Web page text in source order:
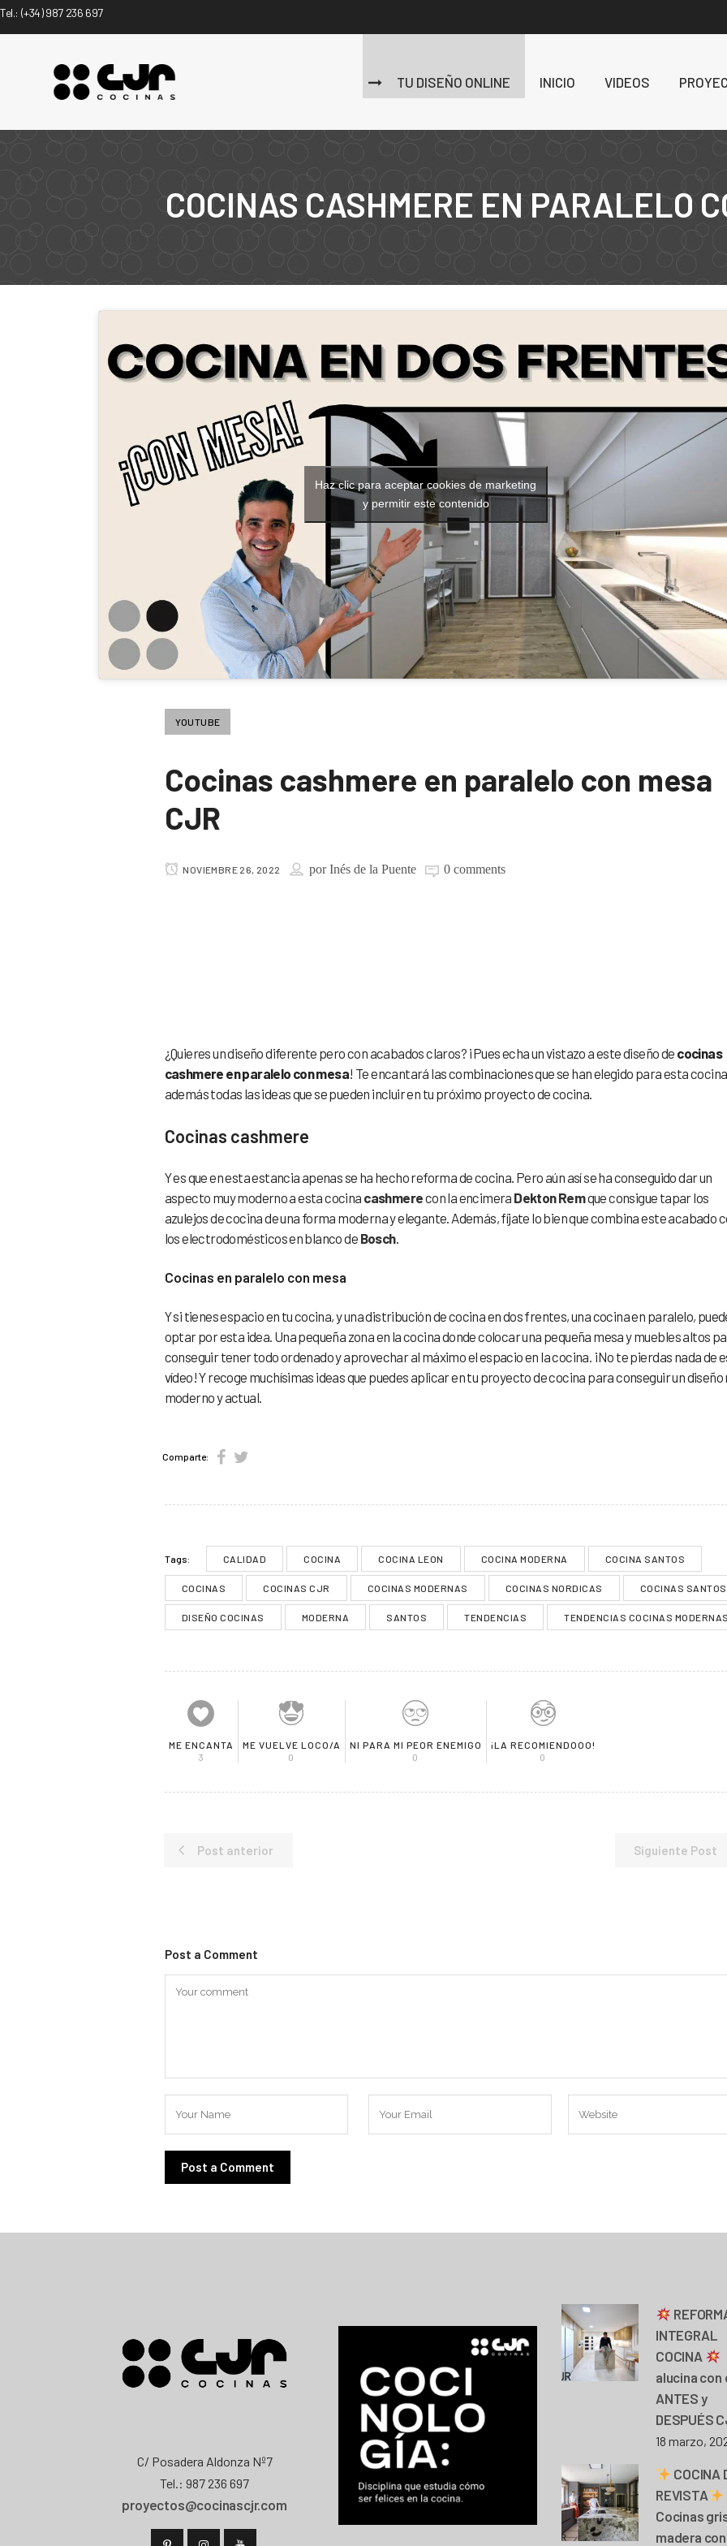
Tel.: (+34) 987 236 697
TU DISEÑO ONLINE INICIO VIDEOS
COCINAS CASHMERE EN PARALELO
Haz clic para aceptar cookies de marketing
y permitir este contenido
YOUTUBE
Cocinas cashmere en paralelo con mesa
CJR
NOVIEMBRE 26, 2022 porInés de la Puente 0 comments
¿Quieres un diseño diferente pero con acabados claros? ¡Pues echa un vistazo a este diseño de cocinas
cashmere en paralelo con mesa! Te encantará las combinaciones que se han elegido para esta
además todas las ideas que se pueden incluir en tu próximo proyecto de cocina.
Cocinas cashmere
Y es que en esta estancia apenas se ha hecho reforma de cocina. Pero aún así se ha conseguido dar un
aspecto muy moderno a esta cocina cashmerecon la encimera Dekton Remque consigue tapar los
azulejos de cocina de una forma moderna y elegante. Además, fíjate lo bien que combina este acabado
los electrodomésticos en blanco de Bosch.
Cocinas en paralelo con mesa
Y si tienes espacio en tu cocina, y una distribución de cocina en dos frentes, una cocina en paralelo,
optar por esta idea. Una pequeña zona en la cocina donde colocar una pequeña mesa y muebles altos
conseguir tener todo ordenado y aprovechar al máximo el espacio en la cocina. ¡No te pierdas nada de
vídeo! Y recoge muchísimas ideas que puedes aplicar en tu proyecto de cocina para conseguir un diseño
moderno y actual.
Comparte:
Tags: CALIDAD COCINA COCINA LEON COCINA MODERNA COCINA SANTOS
COCINAS COCINAS CJR COCINAS MODERNAS COCINAS NORDICAS COCINAS SANTOS
DISEÑO COCINAS MODERNA SANTOS TENDENCIAS TENDENCIAS COCINAS
ME ENCANTA
3
ME VUELVE LOCO/A
0
NI PARA MI PEOR ENEMIGO
0
¡LA RECOMIENDOOO!
0
Post anterior Siguiente Post
Post a Comment
C/ Posadera Aldonza Nº7
Tel.: 987 236 697
proyectos@cocinascjr.com
INTEGRAL
COCINA
alucina con
ANTES y
DESPUÉS
18 marzo,
COCINA
REVISTA
Cocinas
madera